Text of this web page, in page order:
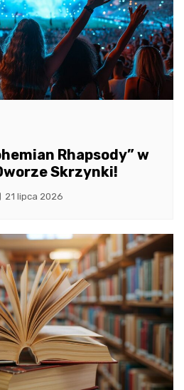
Rhapsody” w
Skrzynki!
21 lipca 2026